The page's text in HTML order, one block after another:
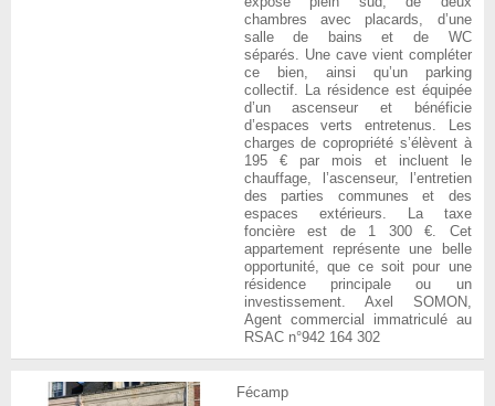
chambres avec placards, d’une
salle de bains et de WC
séparés. Une cave vient compléter
ce bien, ainsi qu’un parking
collectif. La résidence est équipée
d’un ascenseur et bénéficie
d’espaces verts entretenus. Les
charges de copropriété s’élèvent à
195 € par mois et incluent le
chauffage, l’ascenseur, l’entretien
des parties communes et des
espaces extérieurs. La taxe
foncière est de 1 300 €. Cet
appartement représente une belle
opportunité, que ce soit pour une
résidence principale ou un
investissement. Axel SOMON,
Agent commercial immatriculé au
RSAC n°942 164 302
Fécamp